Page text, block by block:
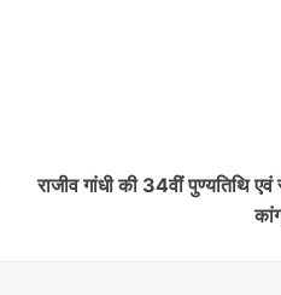
राजीव गांधी की 34वीं पुण्यतिथि